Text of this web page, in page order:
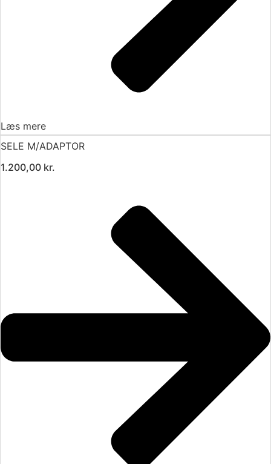
Læs mere
SELE M/ADAPTOR
1.200,00 kr.